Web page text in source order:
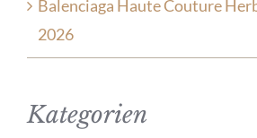
Balenciaga Haute Couture
2026
Kategorien